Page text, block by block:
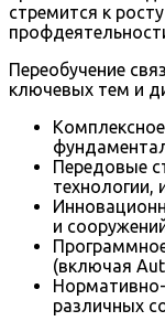
стремится к
Переобучение
ключевых тем и
Передовые
технологии,
и
(включая
различных